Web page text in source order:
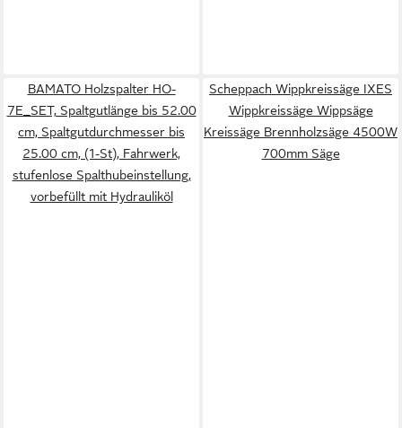
BAMATO Holzspalter HO-
7E_SET, Spaltgutlänge bis 52.00
cm, Spaltgutdurchmesser bis
25.00 cm, (1-St), Fahrwerk,
stufenlose Spalthubeinstellung,
vorbefüllt mit Hydrauliköl
Scheppach Wippkreissäge IXES
Wippkreissäge Wippsäge
Kreissäge Brennholzsäge 4500W
700mm Säge